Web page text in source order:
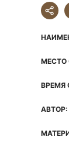
МЕСТО
ВРЕМЯ
АВТОР: